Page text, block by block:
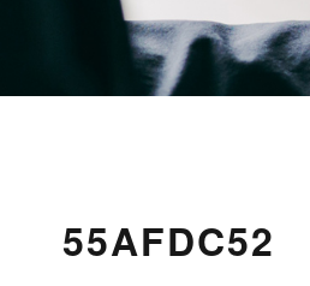
55AFDC52